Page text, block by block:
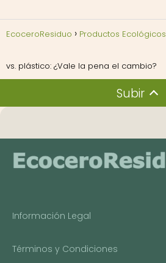
EcoceroResiduo Productos Ecológicos
vs. plástico: ¿Vale la pena el cambio?
Subir
Información Legal
Términos y Condiciones